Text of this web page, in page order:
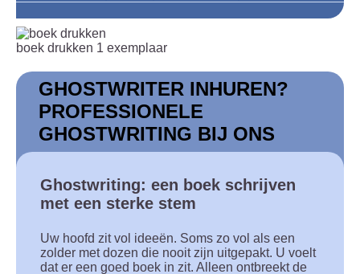
boek drukken 1 exemplaar
GHOSTWRITER INHUREN?
PROFESSIONELE
GHOSTWRITING BIJ ONS
Ghostwriting: een boek schrijven
met een sterke stem
Uw hoofd zit vol ideeën. Soms zo vol als een
zolder met dozen die nooit zijn uitgepakt. U voelt
dat er een goed boek in zit. Alleen ontbreekt de